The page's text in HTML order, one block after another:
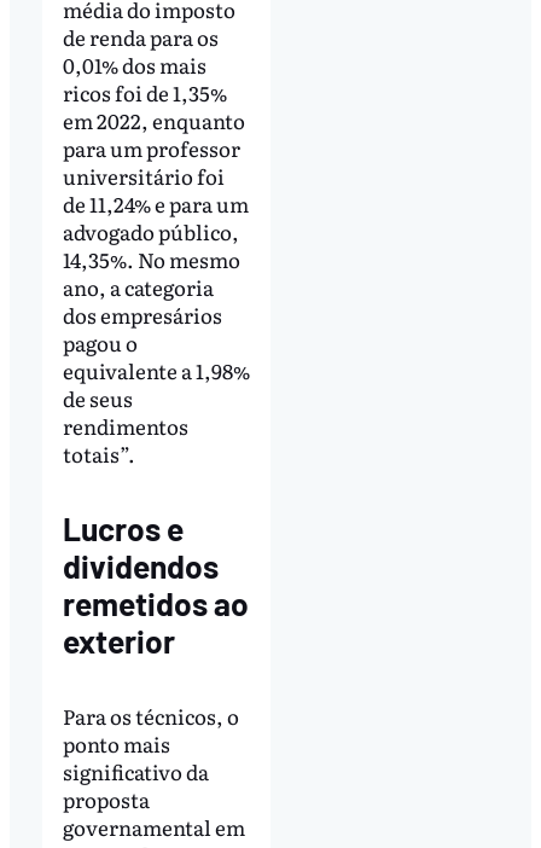
média do imposto
de renda para os
0,01% dos mais
ricos foi de 1,35%
em 2022, enquanto
para um professor
universitário foi
de 11,24% e para um
advogado público,
14,35%. No mesmo
ano, a categoria
dos empresários
pagou o
equivalente a 1,98%
de seus
rendimentos
totais”.
Lucros e
dividendos
remetidos ao
exterior
Para os técnicos, o
ponto mais
significativo da
proposta
governamental em